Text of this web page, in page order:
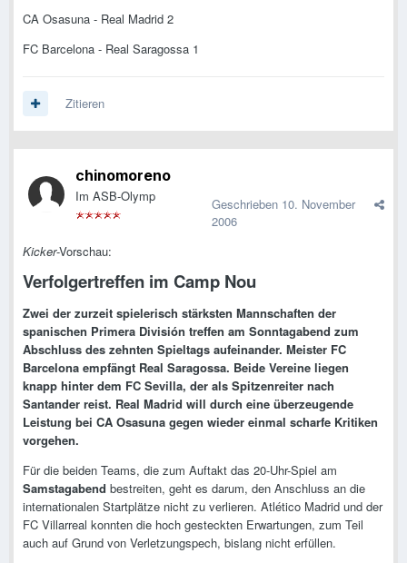
CA Osasuna - Real Madrid 2
FC Barcelona - Real Saragossa 1
Zitieren
chinomoreno
Im ASB-Olymp Geschrieben 10. November
2006
Kicker-Vorschau:
Verfolgertreffen im Camp Nou
Zwei der zurzeit spielerisch stärksten Mannschaften der
spanischen Primera División treffen am Sonntagabend zum
Abschluss des zehnten Spieltags aufeinander. Meister FC
Barcelona empfängt Real Saragossa. Beide Vereine liegen
knapp hinter dem FC Sevilla, der als Spitzenreiter nach
Santander reist. Real Madrid will durch eine überzeugende
Leistung bei CA Osasuna gegen wieder einmal scharfe Kritiken
vorgehen.
Für die beiden Teams, die zum Auftakt das 20-Uhr-Spiel am
Samstagabend bestreiten, geht es darum, den Anschluss an die
internationalen Startplätze nicht zu verlieren. Atlético Madrid und der
FC Villarreal konnten die hoch gesteckten Erwartungen, zum Teil
auch auf Grund von Verletzungspech, bislang nicht erfüllen.